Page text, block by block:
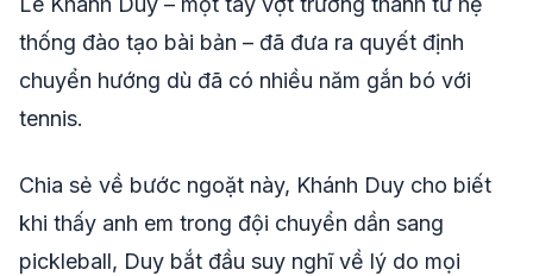
thống đào tạo bài bản – đã đưa ra quyết định
chuyển hướng dù đã có nhiều năm gắn bó với
tennis.
Chia sẻ về bước ngoặt này, Khánh Duy cho biết
khi thấy anh em trong đội chuyển dần sang
pickleball, Duy bắt đầu suy nghĩ về lý do mọi